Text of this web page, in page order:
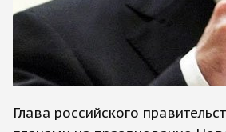
Глава российского